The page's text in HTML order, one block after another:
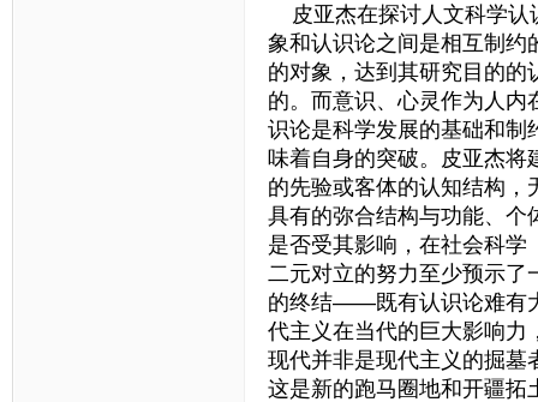
皮亚杰在探讨人文科学认
象和认识论之间是相互制约
的对象，达到其研究目的
的。而意识、心灵作为人内
识论是科学发展的基础和制
味着自身的突破。皮亚杰将
的先验或客体的认知结构，
具有的弥合结构与功能、个
是否受其影响，在社会科学
二元对立的努力至少预示了
的终结——既有认识论难有
代主义在当代的巨大影响力
现代并非是现代主义的掘墓
这是新的跑马圈地和开疆拓